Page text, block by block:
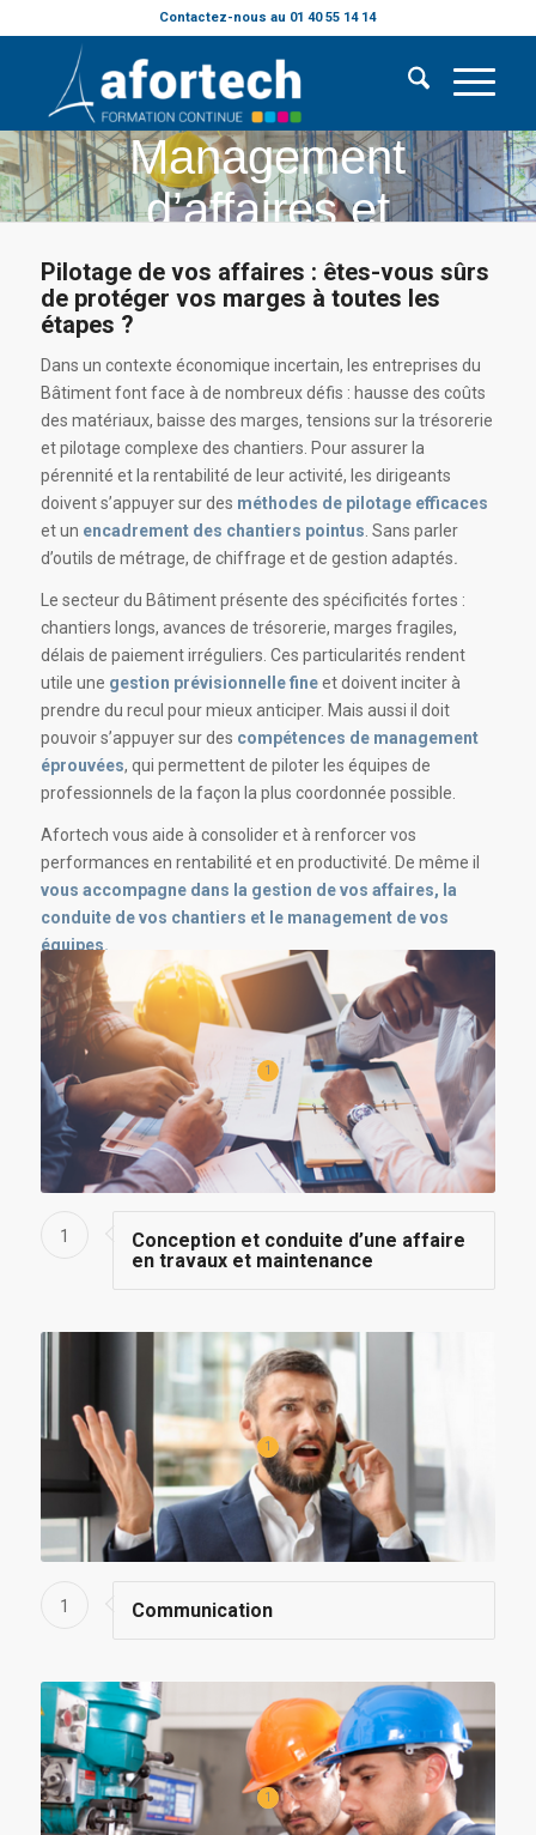
Contactez-nous au 01 40 55 14 14
Management
d’affaires et
d’équipes
Pilotage de vos affaires : êtes-vous sûrs
de protéger vos marges à toutes les
étapes ?
Dans un contexte économique incertain, les entreprises du
Bâtiment font face à de nombreux défis : hausse des coûts
des matériaux, baisse des marges, tensions sur la trésorerie
et pilotage complexe des chantiers. Pour assurer la
pérennité et la rentabilité de leur activité, les dirigeants
doivent s’appuyer sur des méthodes de pilotage efficaces
et un encadrement des chantiers pointus . Sans parler
d’outils de métrage, de chiffrage et de gestion adaptés.
Le secteur du Bâtiment présente des spécificités fortes :
chantiers longs, avances de trésorerie, marges fragiles,
délais de paiement irréguliers. Ces particularités rendent
utile une gestion prévisionnelle fineet doivent inciter à
prendre du recul pour mieux anticiper. Mais aussi il doit
pouvoir s’appuyer sur des compétences de management
éprouvées, qui permettent de piloter les équipes de
professionnels de la façon la plus coordonnée possible.
Afortech vous aide à consolider et à renforcer vos
performances en rentabilité et en productivité. De même il
vous accompagne dans la gestion de vos affaires, la
conduite de vos chantiers et le management de vos
équipes.
1
1
Conception et conduite d’une affaire
en travaux et maintenance
1
1 Communication
1